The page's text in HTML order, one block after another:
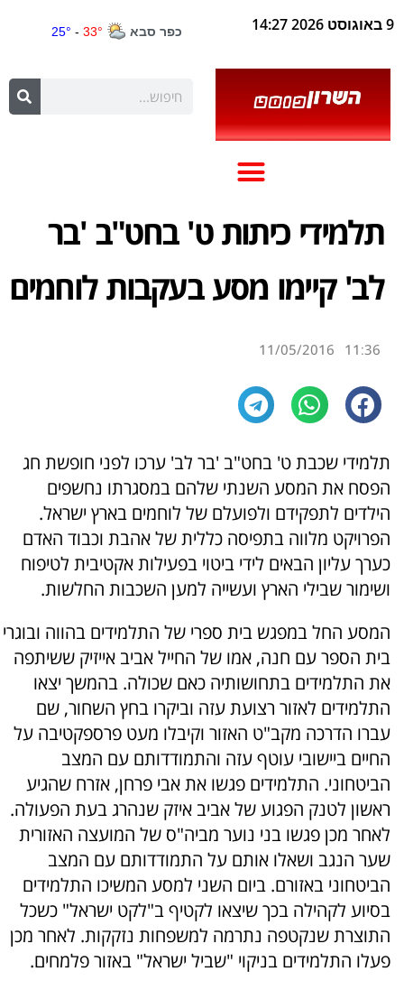
9 באוגוסט 2026 14:27
תלמידי כיתות ט' בחט"ב 'בר
לב' קיימו מסע בעקבות לוחמים
11:36
11/05/2016
תלמידי שכבת ט' בחט"ב 'בר לב' ערכו לפני חופשת חג
הפסח את המסע השנתי שלהם במסגרתו נחשפים
הילדים לתפקידם ולפועלם של לוחמים בארץ ישראל.
הפרויקט מלווה בתפיסה כללית של אהבת וכבוד האדם
כערך עליון הבאים לידי ביטוי בפעילות אקטיבית לטיפוח
ושימור שבילי הארץ ועשייה למען השכבות החלשות.
המסע החל במפגש בית ספרי של התלמידים בהווה ובוגרי
בית הספר עם חנה, אמו של החייל אביב אייזיק ששיתפה
את התלמידים בתחושותיה כאם שכולה. בהמשך יצאו
התלמידים לאזור רצועת עזה וביקרו בחץ השחור, שם
עברו הדרכה מקב"ט האזור וקיבלו מעט פרספקטיבה על
החיים ביישובי עוטף עזה והתמודדותם עם המצב
הביטחוני. התלמידים פגשו את אבי פרחן, אזרח שהגיע
ראשון לטנק הפגוע של אביב איזק שנהרג בעת הפעולה.
לאחר מכן פגשו בני נוער מביה"ס של המועצה האזורית
שער הנגב ושאלו אותם על התמודדותם עם המצב
הביטחוני באזורם. ביום השני למסע המשיכו התלמידים
בסיוע לקהילה בכך שיצאו לקטיף ב"לקט ישראל" כשכל
התוצרת שנקטפה נתרמה למשפחות נזקקות. לאחר מכן
פעלו התלמידים בניקוי "שביל ישראל" באזור פלמחים.